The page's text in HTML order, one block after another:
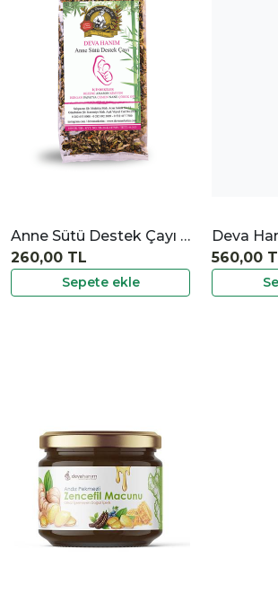
Anne Sütü Destek Çayı 160 gr
Sepete ekle
260,00 TL 560,00